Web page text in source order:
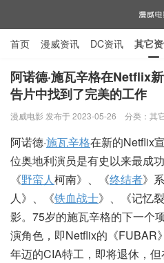
漫威
首页 漫威资讯 DC资讯 其它
电视剧资源 漫威图片
阿诺德·施瓦辛格在Netflix
告片中找到了完美的工作
漫威电影 发布于 2023-05-26 分类： 其
阿诺德·施瓦辛格在新的Netflix
位奥地利演员是有史以来最成
《野蛮人柯南》、《终结者》
人》、《铁血战士》、《记忆
影。75岁的施瓦辛格的下一个
演角色，即Netflix的《FUBAR
年迈的CIA特工，即将退休，